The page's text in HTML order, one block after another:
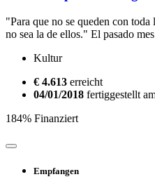
"Para que no se queden con
no sea la de ellos." El pasado
Kultur
€ 4.613 erreicht
04/01/2018 fertiggestellt
184% Finanziert
Empfangen